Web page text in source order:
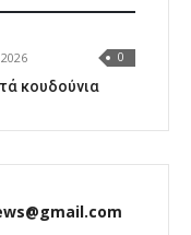
0
κουδούνια